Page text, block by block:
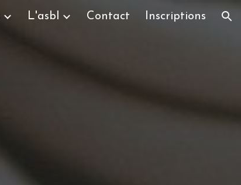
L'asbl Contact Inscriptions